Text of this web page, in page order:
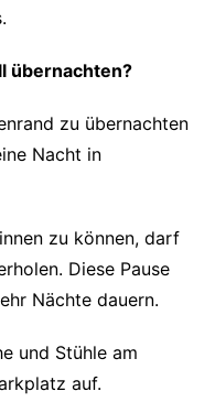
übernachten?
zu übernachten
Nacht in
zu können, darf
Diese Pause
Nächte dauern.
und Stühle am
auf.